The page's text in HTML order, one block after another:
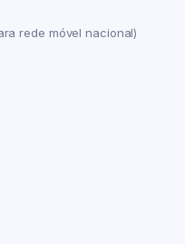
rede móvel nacional)